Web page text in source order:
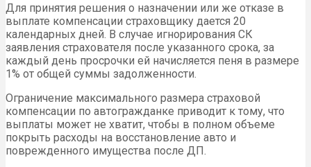
Для принятия решения о назначении или же отказе в
выплате компенсации страховщику дается 20
календарных дней. В случае игнорирования СК
заявления страхователя после указанного срока, за
каждый день просрочки ей начисляется пеня в размере
1% от общей суммы задолженности.
Ограничение максимального размера страховой
компенсации по автогражданке приводит к тому, что
выплаты может не хватит, чтобы в полном объеме
покрыть расходы на восстановление авто и
поврежденного имущества после ДП.